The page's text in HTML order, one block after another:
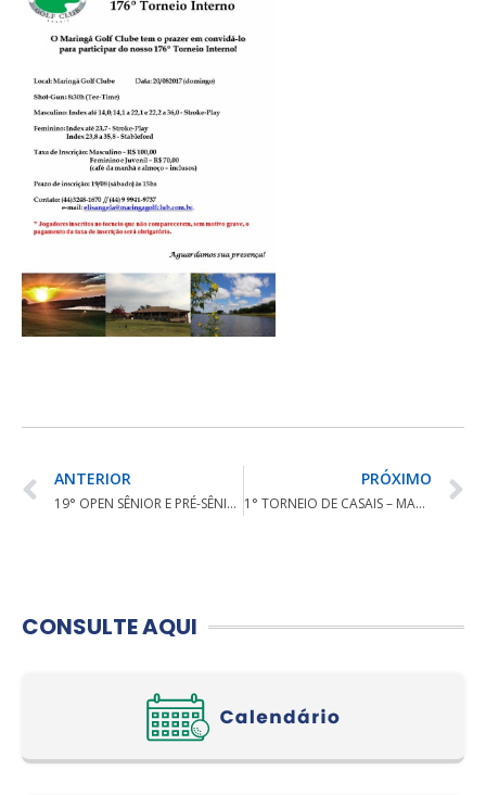
ANTERIOR
19° OPEN SÊNIOR E PRÉ-SÊNIOR DA FPCG
PRÓXIMO
1° TORNEIO DE CASAIS – MARINGÁ GOLF CLUB
CONSULTE AQUI